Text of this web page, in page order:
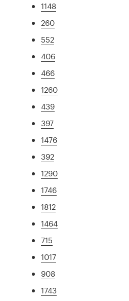
1148
260
552
406
466
1260
439
397
1476
392
1290
1746
1812
1464
715
1017
908
1743